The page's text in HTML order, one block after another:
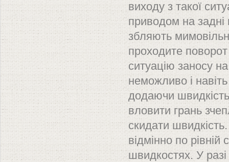
виходу з такої
приводом на
збляють
проходите
ситуацію заносу
неможливо і
додаючи
вловити грань
скидати
відмінно по рівній
швидкостях. У